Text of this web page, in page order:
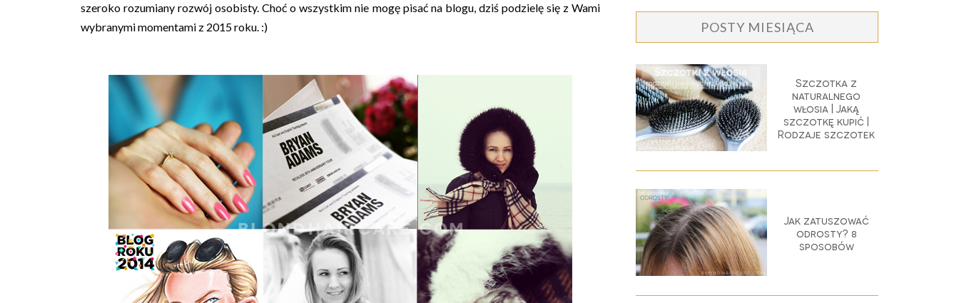
szeroko rozumiany rozwój osobisty. Choć o wszystkim nie mogę pisać na blogu, dziś podzielę się z Wami
wybranymi momentami z 2015 roku. :)
POSTY MIESIĄCA
Szczotka z
naturalnego
włosia | Jaką
szczotkę kupić |
Rodzaje szczotek
Jak zatuszować
odrosty? 8
sposobów